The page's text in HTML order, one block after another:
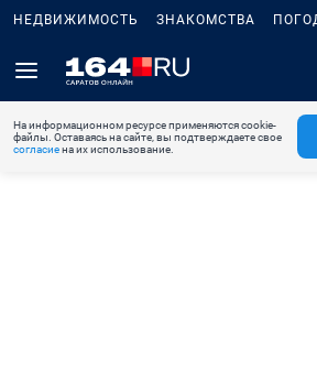
НЕДВИЖИМОСТЬ ЗНАКОМСТВА
На информационном ресурсе применяются cookie-
файлы. Оставаясь на сайте, вы подтверждаете свое
согласиена их использование.